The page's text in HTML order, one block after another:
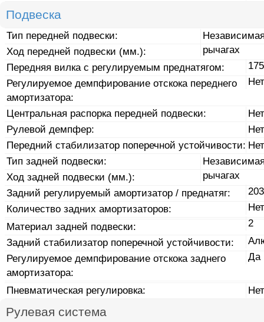
Подвеска
Тип передней подвески:
рычагах
Ход передней подвески (мм.):
Передняя вилка с регулируемым преднатягом:
Нет
Регулируемое демпфирование отскока переднего
амортизатора:
Центральная распорка передней подвески:
Нет
Рулевой демпфер:
Нет
Передний стабилизатор поперечной устойчивости: Нет
Тип задней подвески:
рычагах
Ход задней подвески (мм.):
Задний регулируемый амортизатор / преднатяг:
Нет
Количество задних амортизаторов:
2
Материал задней подвески:
Задний стабилизатор поперечной устойчивости:
Да
Регулируемое демпфирование отскока заднего
амортизатора:
Пневматическая регулировка:
Нет
Рулевая система